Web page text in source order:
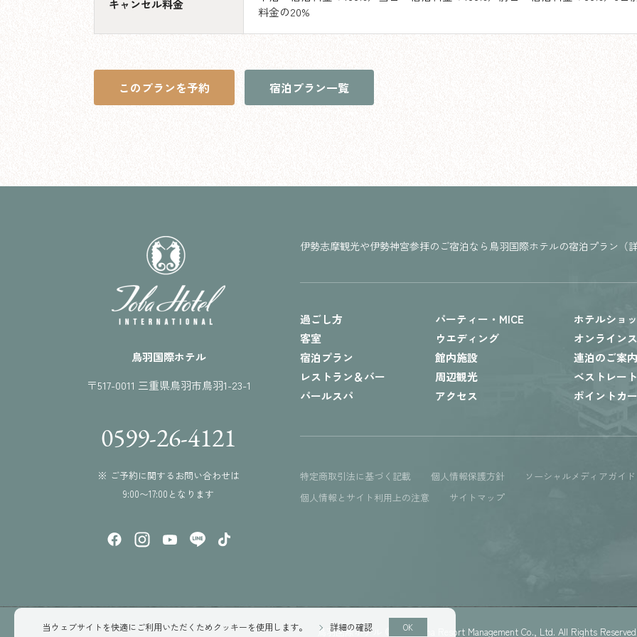
当ウェブサイトを快適にご利用いただくためクッキーを使用します。 詳細の確認 OK
キャンセル料金
料金の20%
このプランを予約 宿泊プラン一覧
鳥羽国際ホテル
〒517-0011 三重県鳥羽市鳥羽1-23-1
0599-26-4121
※ ご予約に関するお問い合わせは
9:00〜17:00となります
伊勢志摩観光や伊勢神宮参拝のご宿泊なら鳥羽国際ホテルの宿泊プラン（
過ごし方
客室
宿泊プラン
レストラン＆バー
パールスパ
パーティー・MICE
ウエディング
館内施設
周辺観光
アクセス
ホテルショ
オンライン
連泊のご案
ベストレー
ポイントカ
特定商取引法に基づく記載 個人情報保護方針
ソーシャルメディアガイ
個人情報とサイト利用上の注意
サイトマップ
鳥羽国際ホテル © Ise-Shima Resort Management Co., Ltd. All Rights